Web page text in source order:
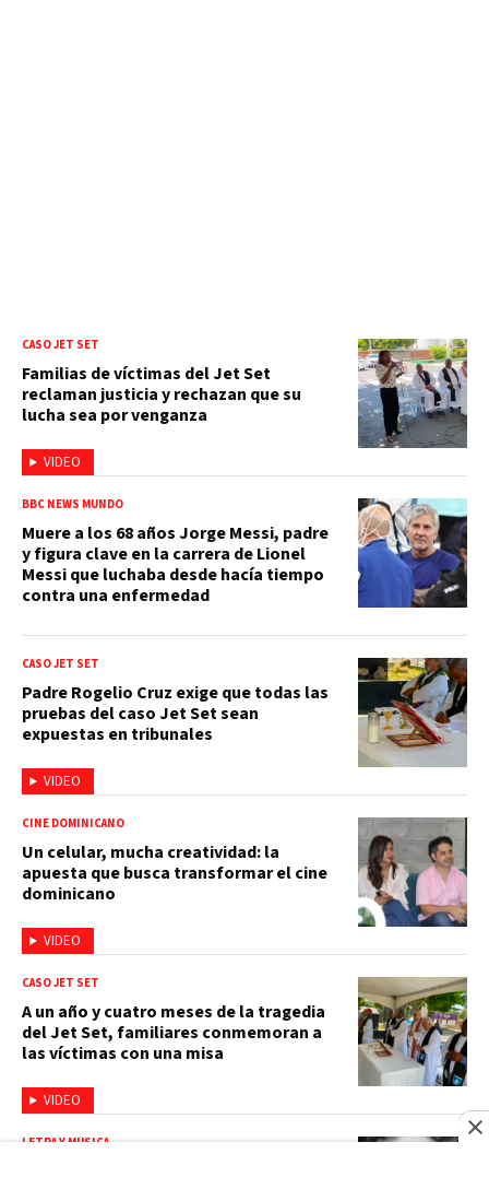
VIDEO
CASO JET SET
Familias de víctimas del Jet Set
reclaman justicia y rechazan que su
lucha sea por venganza
BBC NEWS MUNDO
Muere a los 68 años Jorge Messi, padre
y figura clave en la carrera de Lionel
Messi que luchaba desde hacía tiempo
contra una enfermedad
VIDEO
CASO JET SET
Padre Rogelio Cruz exige que todas las
pruebas del caso Jet Set sean
expuestas en tribunales
VIDEO
CINE DOMINICANO
Un celular, mucha creatividad: la
apuesta que busca transformar el cine
dominicano
VIDEO
CASO JET SET
A un año y cuatro meses de la tragedia
del Jet Set, familiares conmemoran a
las víctimas con una misa
LETRA Y MÚSICA